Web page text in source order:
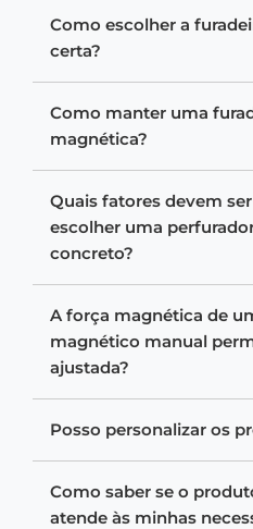
Como escolher a
certa?
Como manter uma
magnética?
Quais fatores devem
escolher uma
concreto?
A força magnética de
magnético manual
ajustada?
Posso personalizar os
Como saber se o
atende às minhas